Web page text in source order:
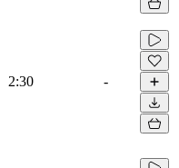
2:30 -